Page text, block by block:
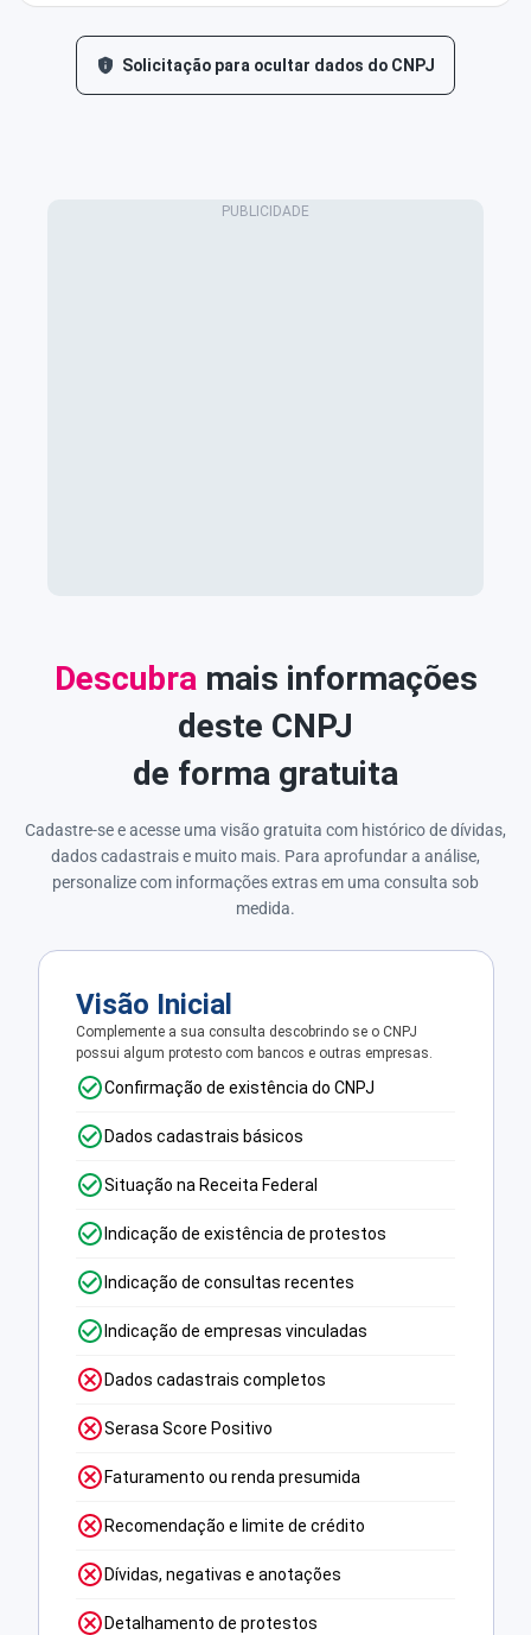
Solicitação para ocultar dados do CNPJ
Descubra mais informações
deste CNPJ
de forma gratuita
Cadastre-se e acesse uma visão gratuita com histórico de dívidas,
dados cadastrais e muito mais. Para aprofundar a análise,
personalize com informações extras em uma consulta sob
medida.
Visão Inicial
Complemente a sua consulta descobrindo se o CNPJ
possui algum protesto com bancos e outras empresas.
Confirmação de existência do CNPJ
Dados cadastrais básicos
Situação na Receita Federal
Indicação de existência de protestos
Indicação de consultas recentes
Indicação de empresas vinculadas
Dados cadastrais completos
Serasa Score Positivo
Faturamento ou renda presumida
Recomendação e limite de crédito
Dívidas, negativas e anotações
Detalhamento de protestos